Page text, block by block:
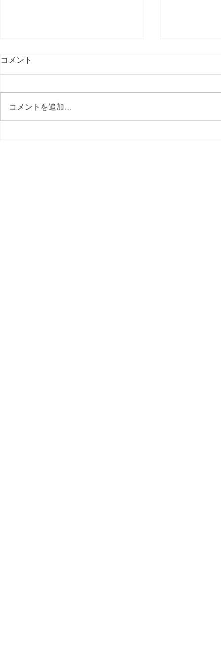
最後の日記です
コメント
コメントを追加…